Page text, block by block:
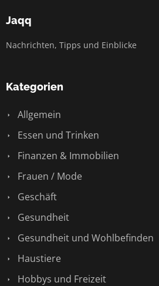
Jaqq
Nachrichten, Tipps und Einblicke
Kategorien
Allgemein
Essen und Trinken
Finanzen & Immobilien
Frauen / Mode
Geschäft
Gesundheit
Gesundheit und Wohlbefinden
Haustiere
Hobbys und Freizeit